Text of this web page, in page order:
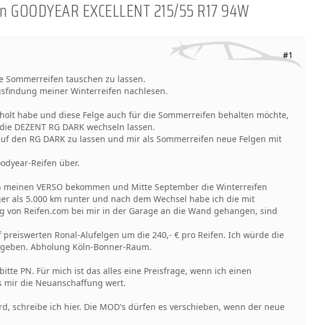
EXCELLENT 215/55 R17 94W
#1
tauschen zu lassen.
meiner Winterreifen nachlesen.
habe und diese Felge auch für die Sommerreifen behalten möchte,
DEZENT RG DARK wechseln lassen.
den RG DARK zu lassen und mir als Sommerreifen neue Felgen mit
Reifen über.
VERSO bekommen und Mitte September die Winterreifen
als 5.000 km runter und nach dem Wechsel habe ich die mit
Reifen.com bei mir in der Garage an die Wand gehangen, sind
Ronal-Alufelgen um die 240,- € pro Reifen. Ich würde die
Abholung Köln-Bonner-Raum.
PN. Für mich ist das alles eine Preisfrage, wenn ich einen
mir die Neuanschaffung wert.
schreibe ich hier. Die MOD's dürfen es verschieben, wenn der neue